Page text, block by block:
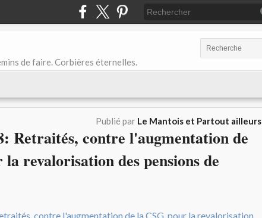
de faire. Corbières éternelles.
Publié par Le Mantois et Partout ailleurs
Retraités, contre l'augmentation de
revalorisation des pensions de